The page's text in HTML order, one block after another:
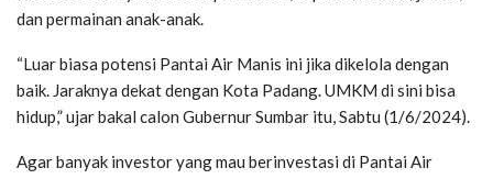
dan permainan anak-anak.
“Luar biasa potensi Pantai Air Manis ini jika dikelola dengan
baik. Jaraknya dekat dengan Kota Padang. UMKM di sini bisa
hidup,” ujar bakal calon Gubernur Sumbar itu, Sabtu (1/6/2024).
Agar banyak investor yang mau berinvestasi di Pantai Air